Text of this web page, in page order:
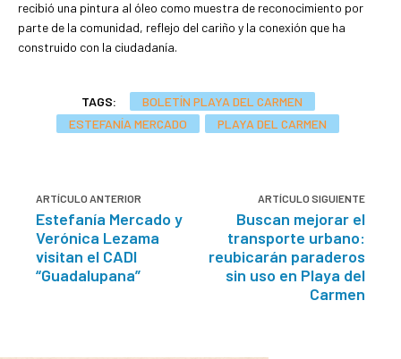
recibió una pintura al óleo como muestra de reconocimiento por
parte de la comunidad, reflejo del cariño y la conexión que ha
construido con la ciudadanía.
TAGS:
BOLETÍN PLAYA DEL CARMEN
ESTEFANÍA MERCADO
PLAYA DEL CARMEN
ARTÍCULO ANTERIOR
Estefanía Mercado y
Verónica Lezama
visitan el CADI
“Guadalupana”
ARTÍCULO SIGUIENTE
Buscan mejorar el
transporte urbano:
reubicarán paraderos
sin uso en Playa del
Carmen